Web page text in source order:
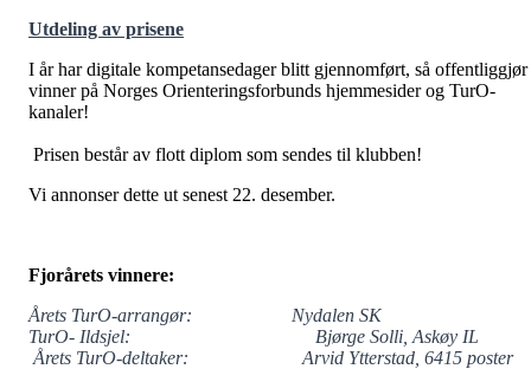
Utdeling av prisene
I år har digitale kompetansedager blitt gjennomført, så offentliggjør
vinner på Norges Orienteringsforbunds hjemmesider og TurO-
kanaler!
Prisen består av flott diplom som sendes til klubben!
Vi annonser dette ut senest 22. desember.
Fjorårets vinnere:
Årets TurO-arrangør: Nydalen SK
TurO- Ildsjel: Bjørge Solli, Askøy IL
Årets TurO-deltaker: Arvid Ytterstad, 6415 poster